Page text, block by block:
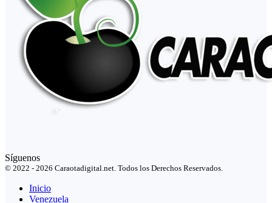
Síguenos
© 2022 - 2026 Caraotadigital.net. Todos los Derechos Reservados.
Inicio
Venezuela